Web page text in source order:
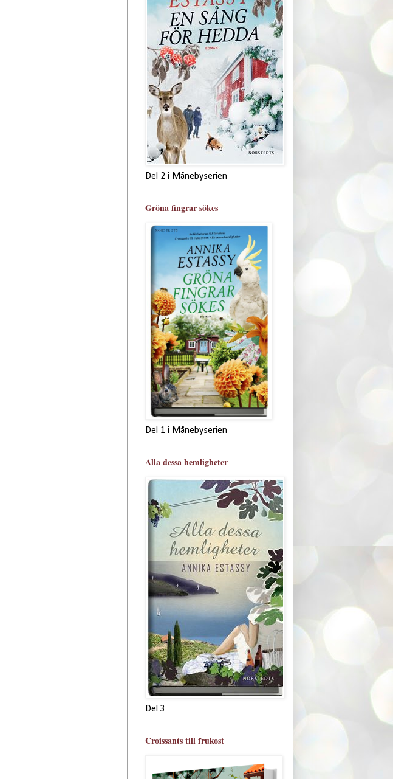
Del 2 i Månebyserien
Gröna fingrar sökes
Del 1 i Månebyserien
Alla dessa hemligheter
Del 3
Croissants till frukost